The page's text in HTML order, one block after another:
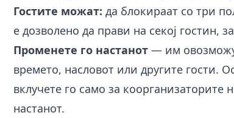
Гостите можат: да блокираат со три
е дозволено да прави на секој гостин,
Променете го настанот — им
времето, насловот или другите гости.
вклучете го само за коорганизаторите
настанот.